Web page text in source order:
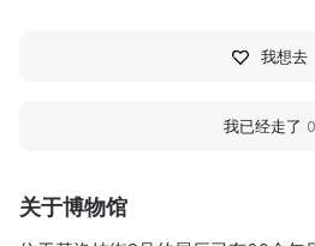
关于博物馆
我想去
我已经走了 0